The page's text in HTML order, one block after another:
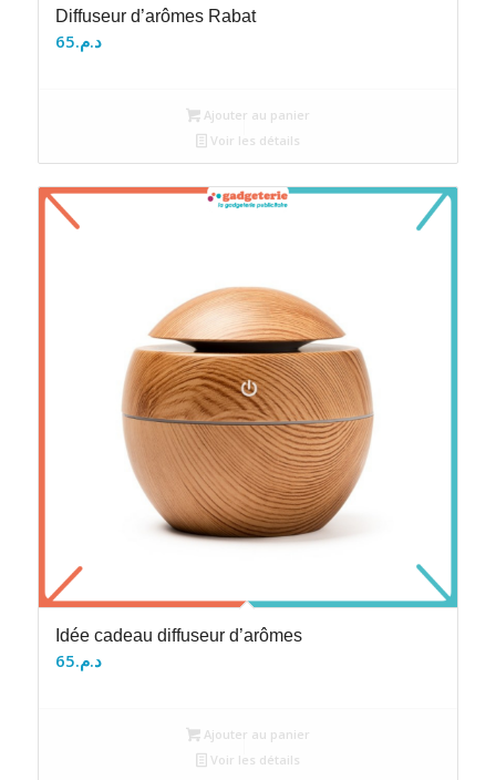
Diffuseur d’arômes Rabat
د.م.65
Ajouter au panier
Voir les détails
Idée cadeau diffuseur d’arômes
د.م.65
Ajouter au panier
Voir les détails